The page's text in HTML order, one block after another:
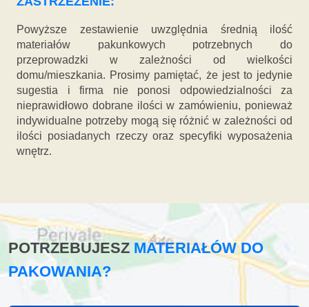
Powyższe zestawienie uwzględnia średnią ilość
materiałów pakunkowych potrzebnych do
przeprowadzki w zależności od wielkości
domu/mieszkania. Prosimy pamiętać, że jest to jedynie
sugestia i firma nie ponosi odpowiedzialności za
nieprawidłowo dobrane ilości w zamówieniu, ponieważ
indywidualne potrzeby mogą się różnić w zależności od
ilości posiadanych rzeczy oraz specyfiki wyposażenia
wnętrz.
POTRZEBUJESZMATERIAŁÓW DO
PAKOWANIA?